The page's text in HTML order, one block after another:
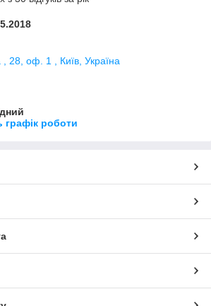
, 28, оф. 1 , Київ, Україна
графік роботи